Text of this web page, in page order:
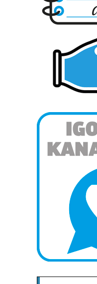
Lortu zure datu
buruzko informazio
datuen atalean.
zure baimena Cookieen
Webgune honek cookie
fitxategiak erabiltzen
baliatzen gara. Ohar
erabiltzeko baimen